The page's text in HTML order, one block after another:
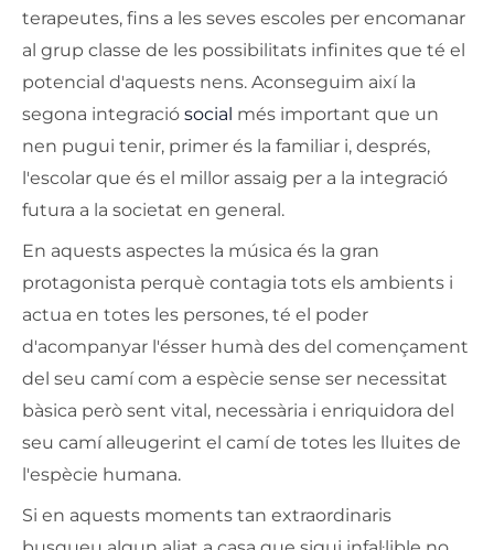
terapeutes, fins a les seves escoles per encomanar
al grup classe de les possibilitats infinites que té el
potencial d'aquests nens. Aconseguim així la
segona integració social més important que un
nen pugui tenir, primer és la familiar i, després,
l'escolar que és el millor assaig per a la integració
futura a la societat en general.
En aquests aspectes la música és la gran
protagonista perquè contagia tots els ambients i
actua en totes les persones, té el poder
d'acompanyar l'ésser humà des del començament
del seu camí com a espècie sense ser necessitat
bàsica però sent vital, necessària i enriquidora del
seu camí alleugerint el camí de totes les lluites de
l'espècie humana.
Si en aquests moments tan extraordinaris